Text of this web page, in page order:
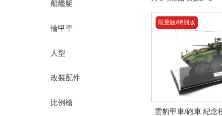
船艦艇
輪甲車
人型
改裝配件
比例槍
限量版/特別版
雲豹甲車/砲車 紀念